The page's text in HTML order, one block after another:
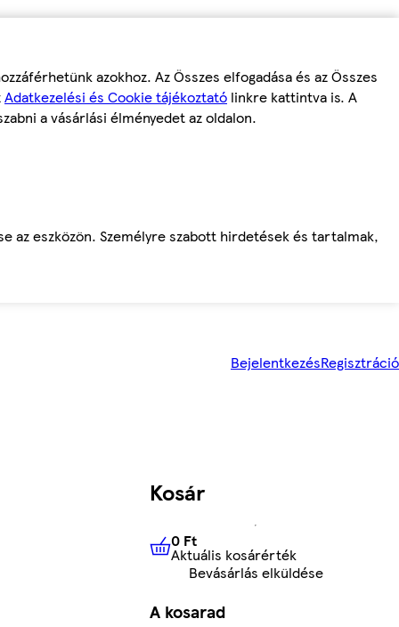
azokhoz. Az Összes elfogadása és az Összes
Adatkezelési és Cookie tájékoztató linkre kattintva is. A
a vásárlási élményedet az oldalon.
az eszközön. Személyre szabott hirdetések és tartalmak,
BejelentkezésRegisztráció
Kosár
0 FtAktuális kosárérték
0 Ft
Aktuális kosárérték
Bevásárlás elküldése
A kosarad